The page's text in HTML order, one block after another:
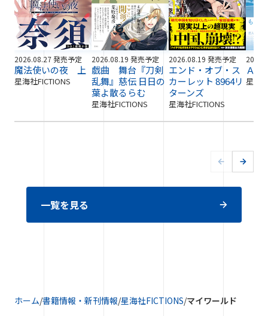
2026.08.27 発売予定
魔法使いの夜 上
星海社FICTIONS
2026.08.19 発売予定
戯曲 舞台『刀剣
乱舞』慈伝 日日の
葉よ散るらむ
星海社FICTIONS
2026.08.19 発売予定
エンド・オブ・ス
カーレット 8964リ
ターンズ
星海社FICTIONS
ＡＩ
星海
一覧を見る
ホーム/書籍情報・新刊情報/星海社FICTIONS/マイワールド